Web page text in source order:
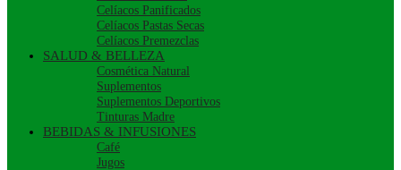
Celíacos Panificados
Celíacos Pastas Secas
Celíacos Premezclas
SALUD & BELLEZA
Cosmética Natural
Suplementos
Suplementos Deportivos
Tinturas Madre
BEBIDAS & INFUSIONES
Café
Jugos